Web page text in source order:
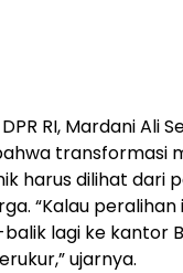
RI, Mardani Ali
transformasi
harus dilihat dari
“Kalau peralihan
lagi ke kantor
ujarnya.